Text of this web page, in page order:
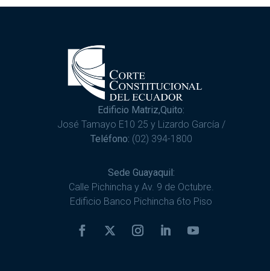
Edificio Matriz,Quito:
José Tamayo E10 25 y Lizardo García /
Teléfono: (02) 394-1800
Sede Guayaquil:
Calle Pichincha y Av. 9 de Octubre.
Edificio Banco Pichincha 6to Piso